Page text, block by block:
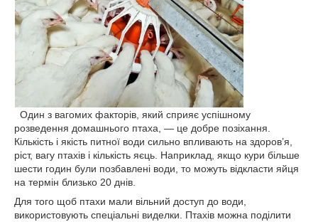
Один з вагомих факторів, який сприяє успішному
розведення домашнього птаха, — це добре позіхання.
Кількість і якість питної води сильно впливають на здоров’я,
ріст, вагу птахів і кількість яєць. Наприклад, якщо кури більше
шести годин були позбавлені води, то можуть відкласти яйця
на термін близько 20 днів.
Для того щоб птахи мали вільний доступ до води,
використовують спеціальні виделки. Птахів можна поділити